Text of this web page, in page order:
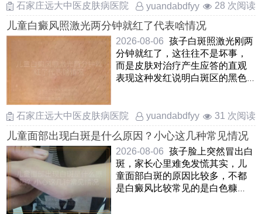
石家庄远大中医皮肤病医院
yuandabdfyy 28 次阅读
儿童白癜风照激光两分钟就红了代表啥情况
2026-08-06 孩子白斑照激光刚两
分钟就红了，这往往不是坏事，
而是皮肤对治疗产生应答的直观
表现这种发红说明白斑区的黑色
石家庄远大中医皮肤病医院 yuandabdfyy 31 次阅读
儿童面部出现白斑是什么原因？小心这几种常见情况
2026-08-06 孩子脸上突然冒出白
斑，家长心里难免发慌其实，儿
童面部白斑的原因比较多，不都
是白癜风比较常见的是白色糠